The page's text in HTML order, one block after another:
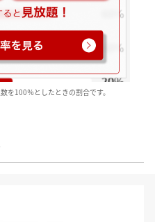
を100％としたときの割合です。